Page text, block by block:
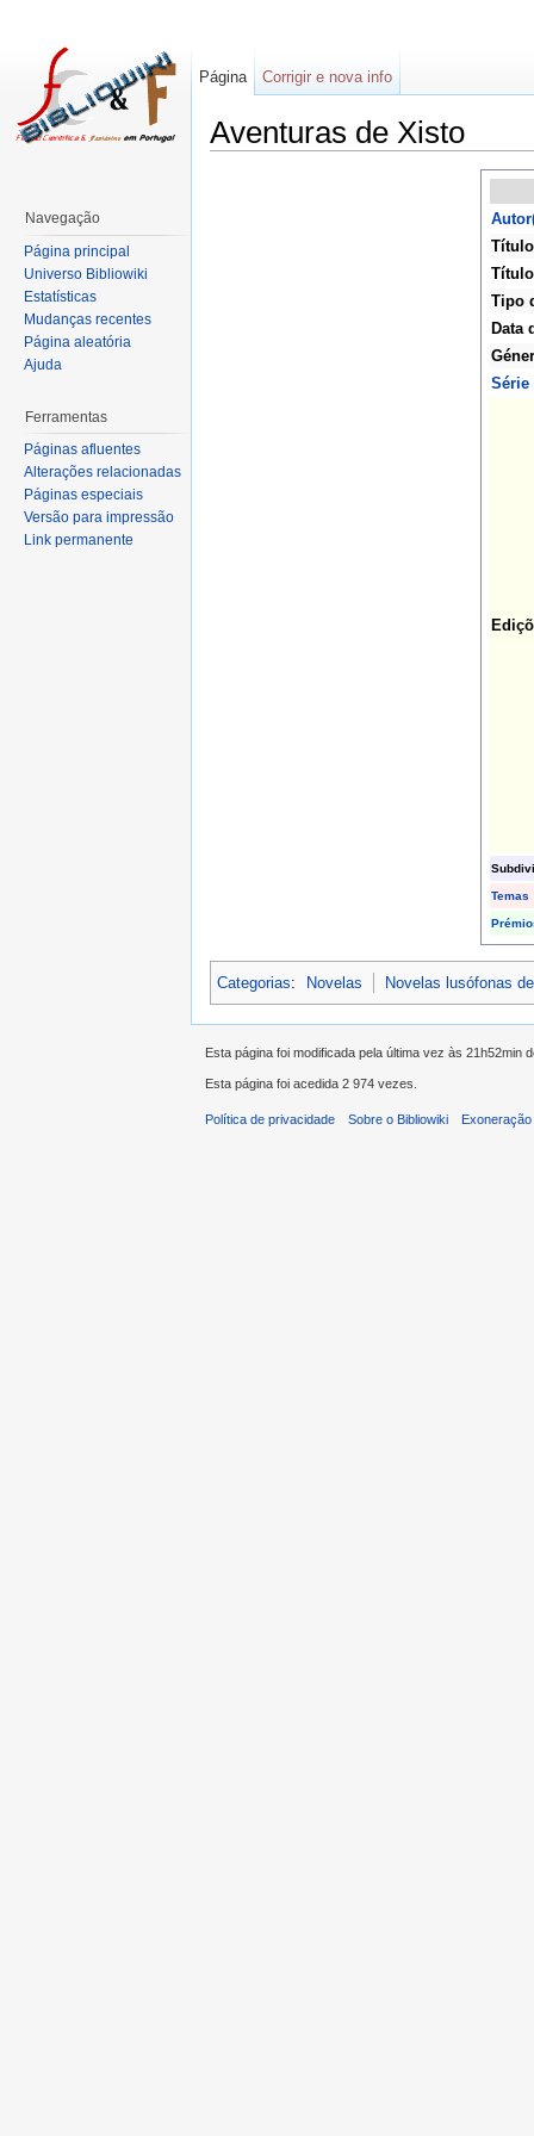
Aventuras de Xisto
Tipo
Data
Série
Temas
Categorias: Novelas Novelas lusófonas
Página Corrigir e nova info
Navegação
Página principal
Universo Bibliowiki
Estatísticas
Mudanças recentes
Página aleatória
Ajuda
Ferramentas
Páginas afluentes
Alterações relacionadas
Páginas especiais
Versão para impressão
Link permanente
Esta página foi modificada pela última vez às 21h52min
Esta página foi acedida 2 974 vezes.
Política de privacidade Sobre o Bibliowiki